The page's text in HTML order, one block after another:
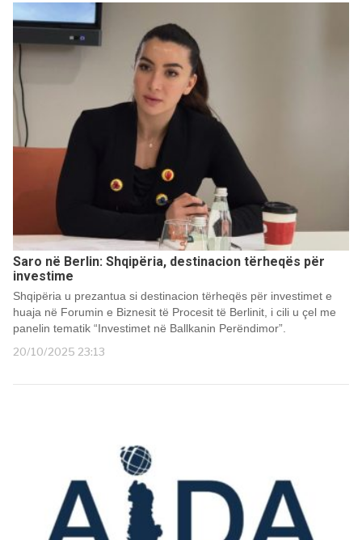
Saro në Berlin: Shqipëria, destinacion tërheqës për
investime
Shqipëria u prezantua si destinacion tërheqës për investimet e
huaja në Forumin e Biznesit të Procesit të Berlinit, i cili u çel me
panelin tematik “Investimet në Ballkanin Perëndimor”.
20/10/2025 23:13